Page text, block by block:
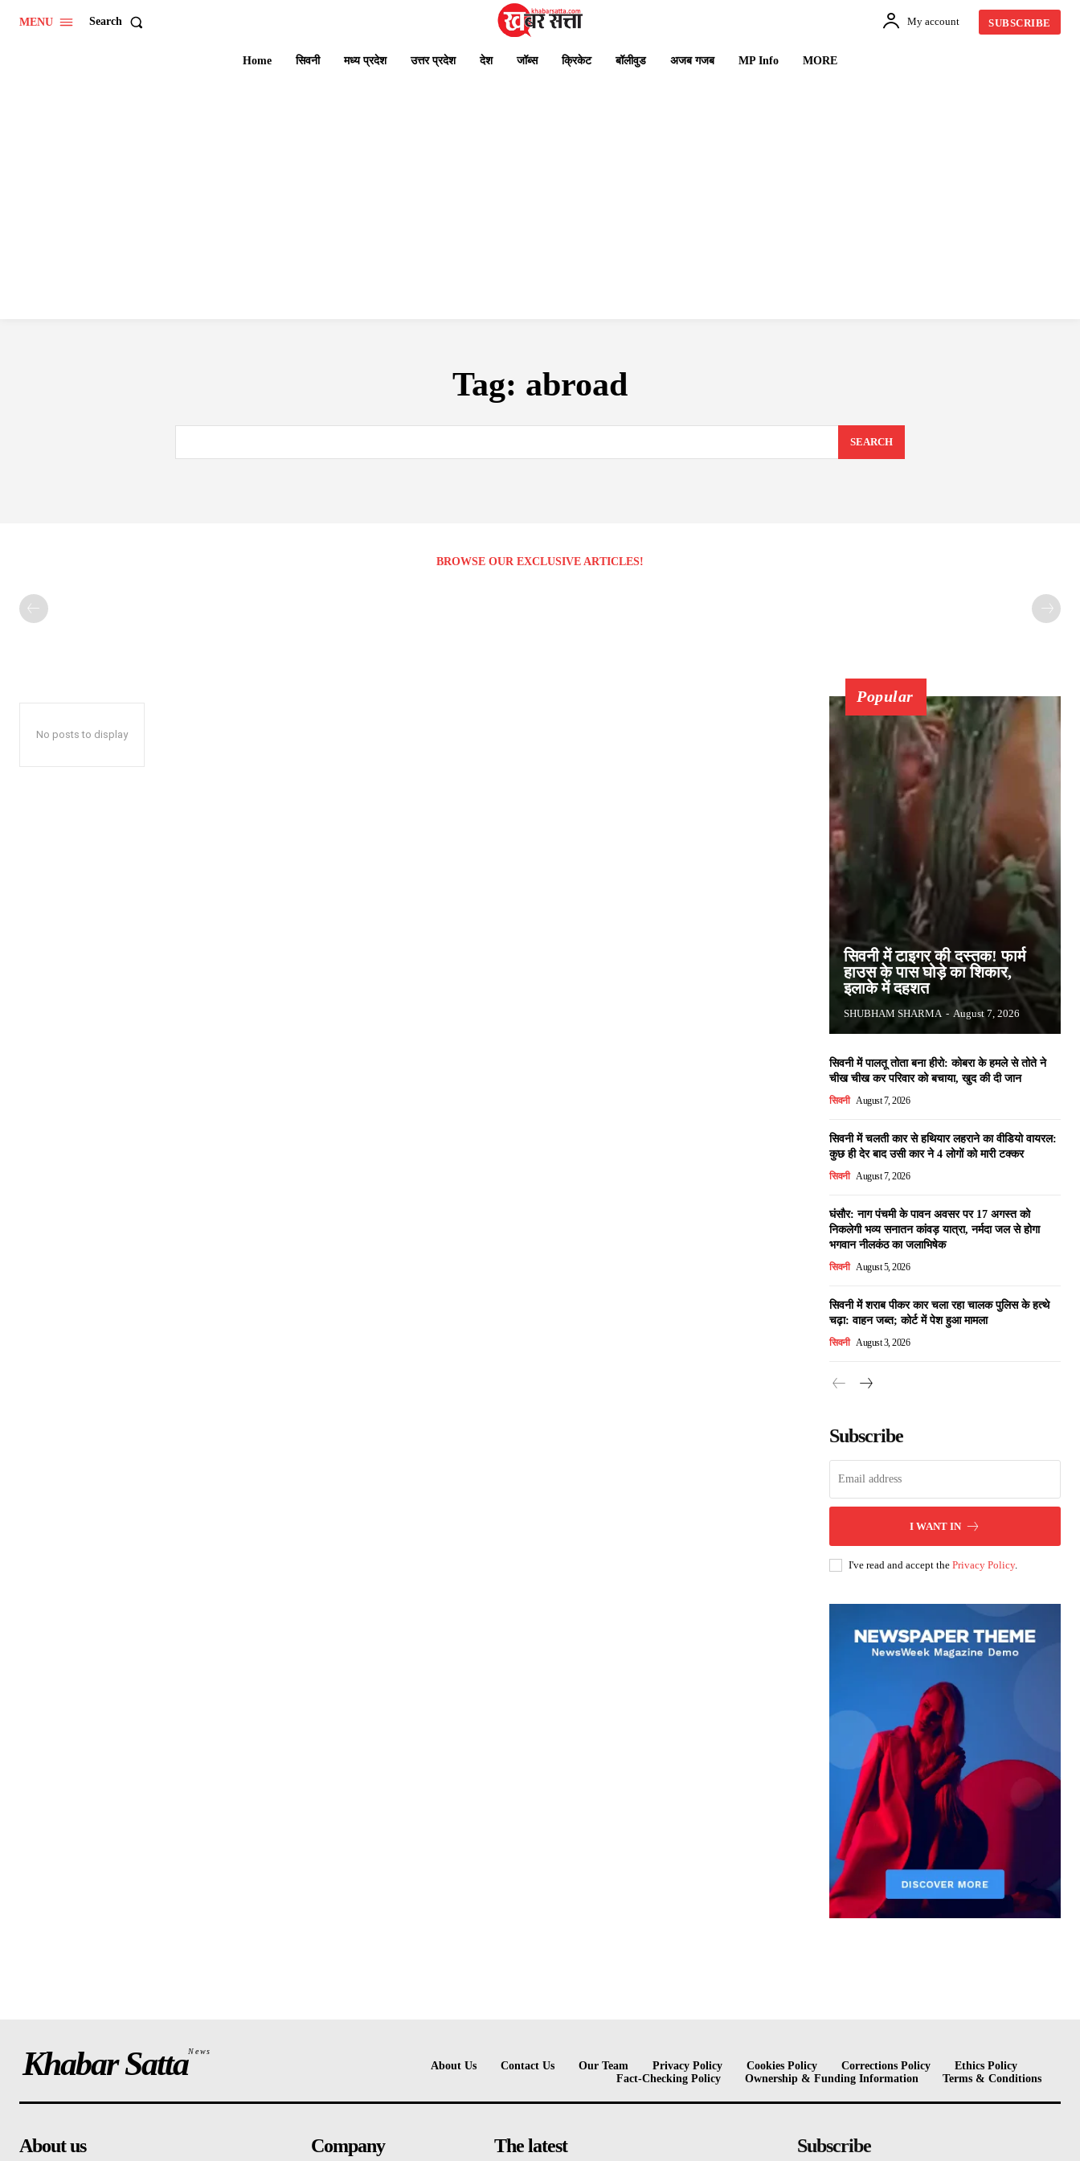
MENU Search My account SUBSCRIBE
Home सिवनी मध्य प्रदेश उत्तर प्रदेश देश जॉब्स क्रिकेट बॉलीवुड अजब गजब MP Info MORE
Tag: abroad
SEARCH
BROWSE OUR EXCLUSIVE ARTICLES!
No posts to display
Popular
सिवनी में टाइगर की दस्तक! फार्म
हाउस के पास घोड़े का शिकार,
इलाके में दहशत
SHUBHAM SHARMA - August 7, 2026
सिवनी में पालतू तोता बना हीरो: कोबरा के हमले से तोते ने
चीख चीख कर परिवार को बचाया, खुद की दी जान
सिवनी August 7, 2026
सिवनी में चलती कार से हथियार लहराने का वीडियो वायरल:
कुछ ही देर बाद उसी कार ने 4 लोगों को मारी टक्कर
सिवनी August 7, 2026
घंसौर: नाग पंचमी के पावन अवसर पर 17 अगस्त को
निकलेगी भव्य सनातन कांवड़ यात्रा, नर्मदा जल से होगा
भगवान नीलकंठ का जलाभिषेक
सिवनी August 5, 2026
सिवनी में शराब पीकर कार चला रहा चालक पुलिस के हत्थे
चढ़ा: वाहन जब्त; कोर्ट में पेश हुआ मामला
सिवनी August 3, 2026
Subscribe
I WANT IN
I've read and accept the Privacy Policy.
Khabar SattaNews
About Us Contact Us Our Team Privacy Policy Cookies Policy Corrections Policy
Ethics Policy
Fact-Checking Policy
Ownership & Funding Information Terms & Conditions
About us Company The latest Subscribe